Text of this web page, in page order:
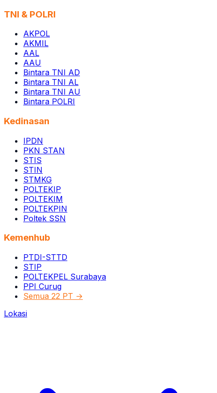
TNI & POLRI
AKPOL
AKMIL
AAL
AAU
Bintara TNI AD
Bintara TNI AL
Bintara TNI AU
Bintara POLRI
Kedinasan
IPDN
PKN STAN
STIS
STIN
STMKG
POLTEKIP
POLTEKIM
POLTEKPIN
Poltek SSN
Kemenhub
PTDI-STTD
STIP
POLTEKPEL Surabaya
PPI Curug
Semua 22 PT →
Lokasi